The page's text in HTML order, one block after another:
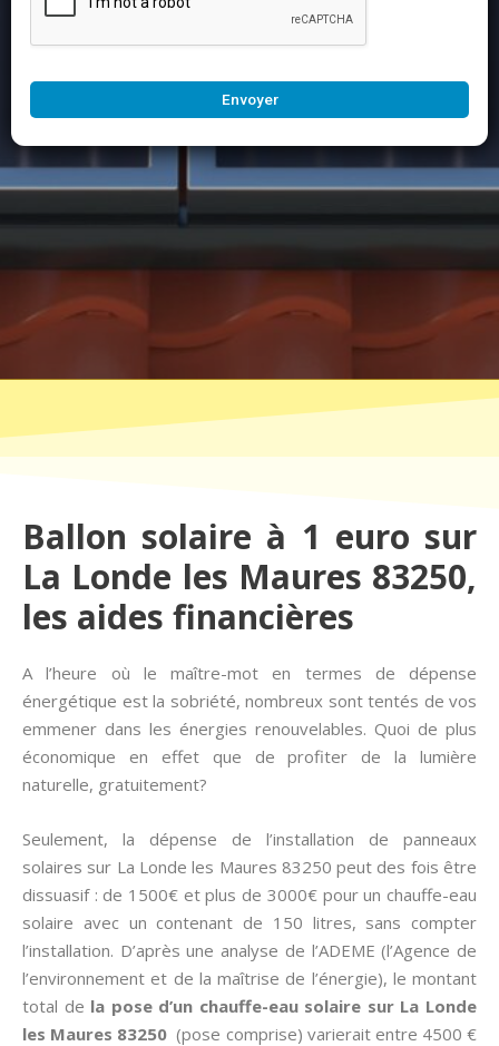
Envoyer
Ballon solaire à 1 euro sur
La Londe les Maures 83250,
les aides financières
A l’heure où le maître-mot en termes de dépense
énergétique est la sobriété, nombreux sont tentés de vos
emmener dans les énergies renouvelables. Quoi de plus
économique en effet que de profiter de la lumière
naturelle, gratuitement?
Seulement, la dépense de l’installation de panneaux
solaires sur La Londe les Maures 83250 peut des fois être
dissuasif : de 1500€ et plus de 3000€ pour un chauffe-eau
solaire avec un contenant de 150 litres, sans compter
l’installation. D’après une analyse de l’ADEME (l’Agence de
l’environnement et de la maîtrise de l’énergie), le montant
total de la pose d’un chauffe-eau solaire sur La Londe
les Maures 83250 (pose comprise) varierait entre 4500 €